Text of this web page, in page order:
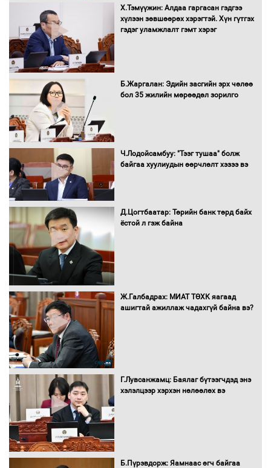
Санхүүгийн хэмнэлтийн горимд эрүүл
мэндийн салбар хамаарахгүй
Нөөцийн махны худалдаа,
борлуулалтыг нээлттэй ил тод
Монгол Улс “COP17”-д “Тал хээрийн
төлөвлөгөө”-гөө танилцуулна
16 төрлийн эмийг нэг эх үүсвэрээс
Бүх шатанд хэмнэлтийн горимд
шилжиж, найр наадам, зөвлөгөөн,
Х.Тэмүүжин: Алдаа гаргасан гэдгээ
хүлээн зөвшөөрөх хэрэгтэй. Хүн гүтгэх
гэдэг уламжлалт гэмт хэрэг
Б.Жаргалан: Эдийн засгийн эрх чөлөө
бол 35 жилийн мөрөөдөл зорилго
Ч.Лодойсамбуу: "Тээг тушаа" болж
байгаа хуулиудын өөрчлөлт хэзээ вэ
Д.Цогтбаатар: Төрийн банк төрд байх
ёстой л гэж байна
Ж.Галбадрах: МИАТ ТӨХК яагаад
ашигтай ажиллаж чадахгүй байна вэ?
Г.Лувсанжамц: Баялаг бүтээгчдэд энэ
хэлэлцээр хэрхэн нөлөөлөх вэ
Б.Пүрэвдорж: Яамнаас өгч байгаа